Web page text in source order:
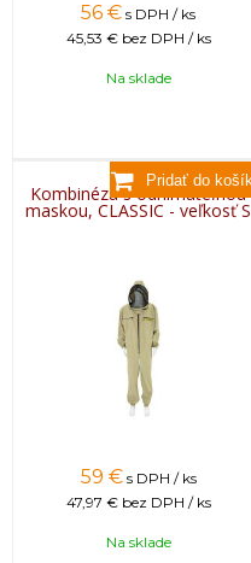
56 € s DPH / ks
45,53 € bez DPH / ks
Na sklade
Kombinéza s odnímateľnou
maskou, CLASSIC - veľkosť S
59 € s DPH / ks
47,97 € bez DPH / ks
Na sklade